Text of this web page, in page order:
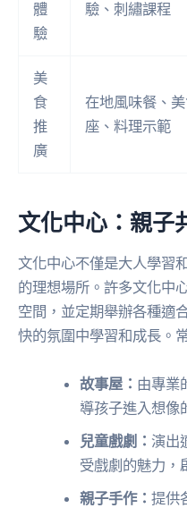
體
驗
驗、刺繡課程
美
食
推
廣
在地風味餐、
座、料理示範
文化中心：親子
文化中心不僅是大人學習
的理想場所。許多文化中
空間，並定期舉辦各種適
快的氛圍中學習和成長。
故事屋： 由專業
導孩子進入想像
兒童戲劇： 演出
受戲劇的魅力，
親子手作：提供